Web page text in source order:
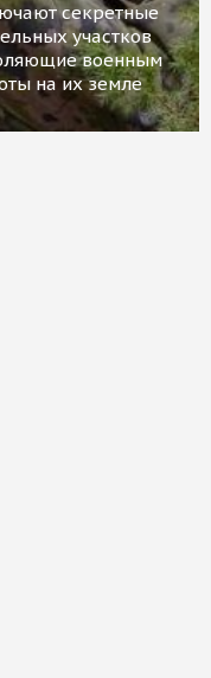
секретные
участков
военным
на их земле